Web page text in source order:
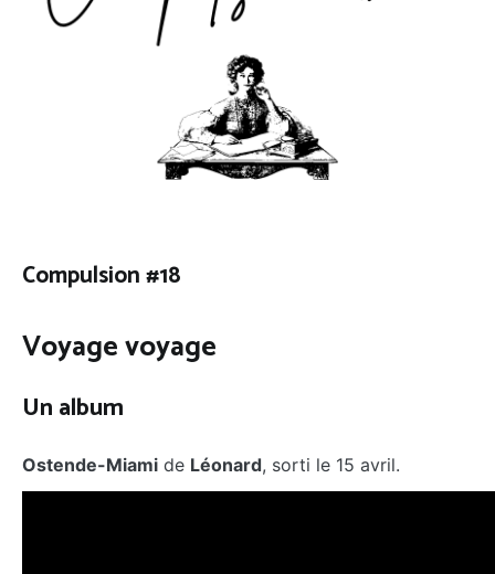
Compulsion #18
Voyage voyage
Un album
Ostende-Miami de Léonard, sorti le 15 avril.